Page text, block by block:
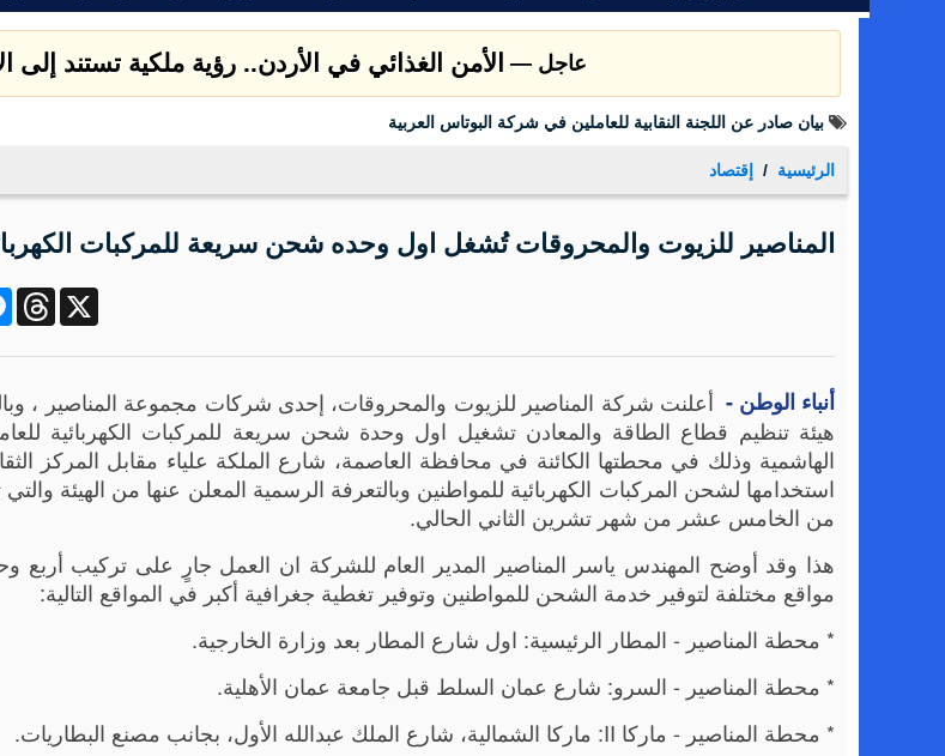
عاجل — الأمن الغذائي في الأردن.. رؤية ملكية تستند إلى
بيان صادر عن اللجنة النقابية للعاملين في شركة البوتاس العربية
الرئيسية إقتصاد
المناصير للزيوت والمحروقات تُشغل اول وحده شحن سريعة للمركبات
X
أنباء الوطن - أعلنت شركة المناصير للزيوت والمحروقات، إحدى شركات مجموعة المناصير ،
هيئة تنظيم قطاع الطاقة والمعادن تشغيل اول وحدة شحن سريعة للمركبات الكهربائية
الهاشمية وذلك في محطتها الكائنة في محافظة العاصمة، شارع الملكة علياء مقابل المركز
استخدامها لشحن المركبات الكهربائية للمواطنين وبالتعرفة الرسمية المعلن عنها من الهيئة والتي
من الخامس عشر من شهر تشرين الثاني الحالي.
هذا وقد أوضح المهندس ياسر المناصير المدير العام للشركة ان العمل جارٍ على تركيب
مواقع مختلفة لتوفير خدمة الشحن للمواطنين وتوفير تغطية جغرافية أكبر في المواقع التالية:
* محطة المناصير - المطار الرئيسية: اول شارع المطار بعد وزارة الخارجية.
* محطة المناصير - السرو: شارع عمان السلط قبل جامعة عمان الأهلية.
* محطة المناصير - ماركا II: ماركا الشمالية، شارع الملك عبدالله الأول، بجانب مصنع البطاريات.